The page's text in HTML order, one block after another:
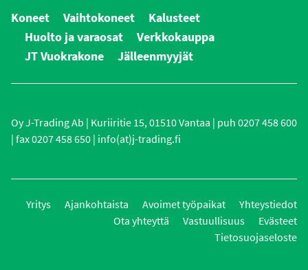
Koneet Vaihtokoneet
Kalusteet
Huolto ja varaosat
Verkkokauppa
JT Vuokrakone
Jälleenmyyjät
Oy J-Trading Ab | Kuriiritie 15, 01510 Vantaa | puh 0207 458 600
| fax 0207 458 650 | info(at)j-trading.fi
Yritys Ajankohtaista Avoimet työpaikat
Yhteystiedot
Ota yhteyttä
Vastuullisuus
Evästeet
Tietosuojaseloste